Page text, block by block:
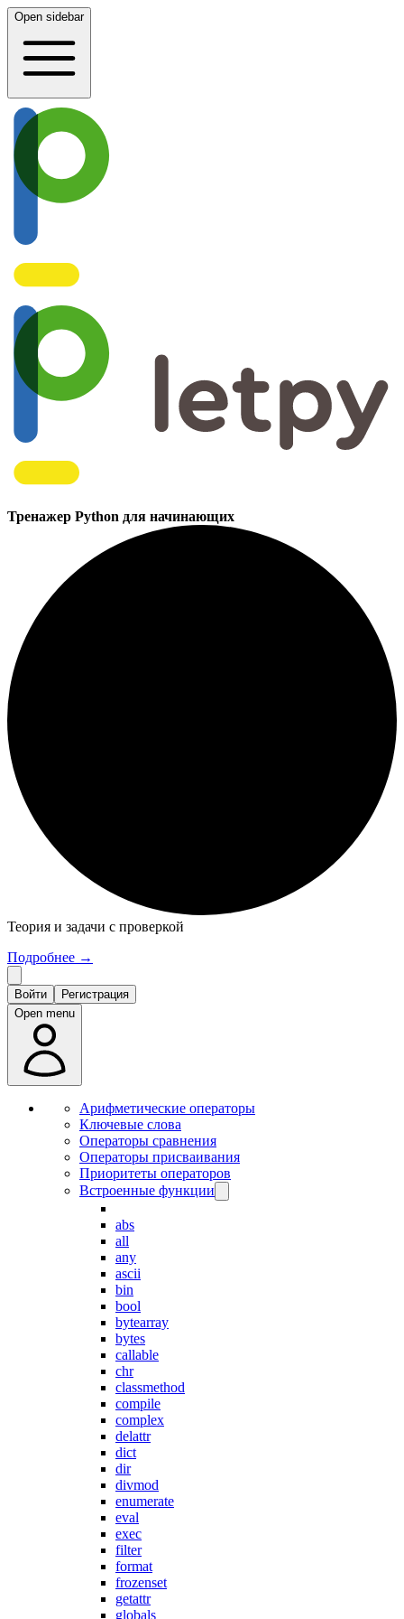
Open sidebar
Тренажер Python для начинающих
Теория и задачи с проверкой
Подробнее →
Войти
Регистрация
Open menu
Арифметические операторы
Ключевые слова
Операторы сравнения
Операторы присваивания
Приоритеты операторов
Встроенные функции
abs
all
any
ascii
bin
bool
bytearray
bytes
callable
chr
classmethod
compile
complex
delattr
dict
dir
divmod
enumerate
eval
exec
filter
format
frozenset
getattr
globals